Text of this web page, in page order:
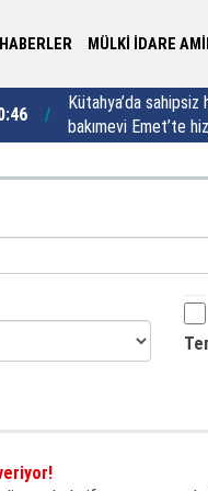
HABERLER MÜLKİ İDARE
Yalova Valisi
"Vefa sadece bir